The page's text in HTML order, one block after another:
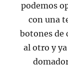
podemos
con una
botones de
al otro y